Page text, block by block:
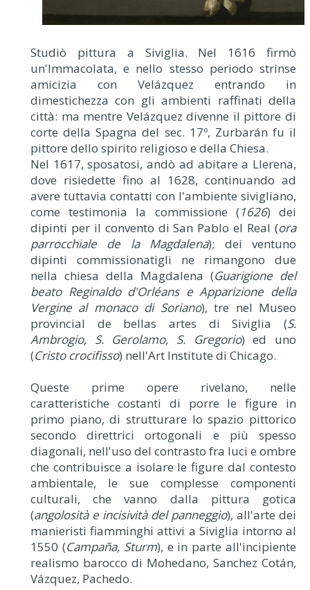
Studiò pittura a Siviglia. Nel 1616 firmò
un'Immacolata, e nello stesso periodo strinse
amicizia con Velázquez entrando in
dimestichezza con gli ambienti raffinati della
città: ma mentre Velázquez divenne il pittore di
corte della Spagna del sec. 17º, Zurbarán fu il
pittore dello spirito religioso e della Chiesa.
Nel 1617, sposatosi, andò ad abitare a Llerena,
dove risiedette fino al 1628, continuando ad
avere tuttavia contatti con l'ambiente sivigliano,
come testimonia la commissione (1626) dei
dipinti per il convento di San Pablo el Real (ora
parrocchiale de la Magdalena); dei ventuno
dipinti commissionatigli ne rimangono due
nella chiesa della Magdalena (Guarigione del
beato Reginaldo d'Orléans e Apparizione della
Vergine al monaco di Soriano), tre nel Museo
provincial de bellas artes di Siviglia (S.
Ambrogio, S. Gerolamo, S. Gregorio) ed uno
(Cristo crocifisso) nell'Art Institute di Chicago.
Queste prime opere rivelano, nelle
caratteristiche costanti di porre le figure in
primo piano, di strutturare lo spazio pittorico
secondo direttrici ortogonali e più spesso
diagonali, nell'uso del contrasto fra luci e ombre
che contribuisce a isolare le figure dal contesto
ambientale, le sue complesse componenti
culturali, che vanno dalla pittura gotica
(angolosità e incisività del panneggio), all'arte dei
manieristi fiamminghi attivi a Siviglia intorno al
1550 (Campaña, Sturm), e in parte all'incipiente
realismo barocco di Mohedano, Sanchez Cotán,
Vázquez, Pachedo.